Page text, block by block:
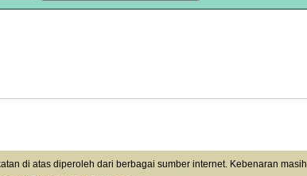
di atas diperoleh dari berbagai sumber internet. Kebenaran masih